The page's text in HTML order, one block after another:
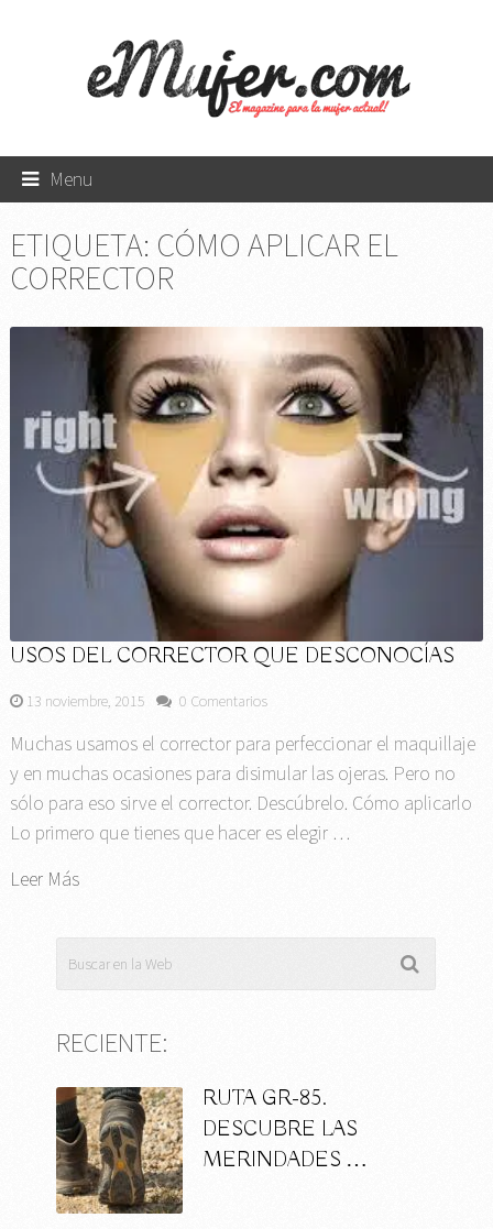
Menu
ETIQUETA: CÓMO APLICAR EL
CORRECTOR
USOS DEL CORRECTOR QUE DESCONOCÍAS
13 noviembre, 2015 0 Comentarios
Muchas usamos el corrector para perfeccionar el maquillaje
y en muchas ocasiones para disimular las ojeras. Pero no
sólo para eso sirve el corrector. Descúbrelo. Cómo aplicarlo
Lo primero que tienes que hacer es elegir …
Leer Más
RECIENTE:
RUTA GR-85.
DESCUBRE LAS
MERINDADES …